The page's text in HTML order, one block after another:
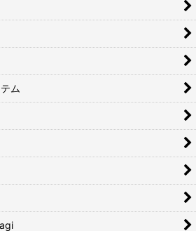
ム